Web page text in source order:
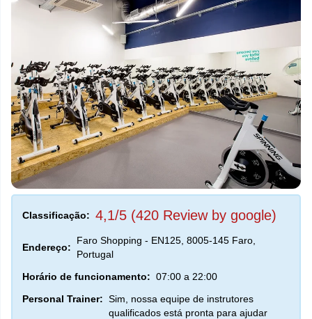
Classificação: 4,1/5 (420 Review by google)
Endereço:
Faro Shopping - EN125, 8005-145 Faro,
Portugal
Horário de funcionamento: 07:00 a 22:00
Personal Trainer: Sim, nossa equipe de instrutores
qualificados está pronta para ajudar